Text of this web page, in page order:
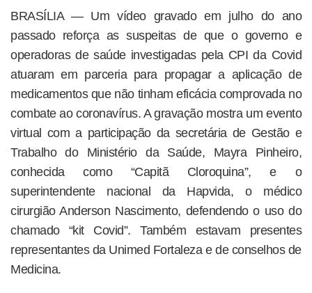
BRASÍLIA — Um vídeo gravado em julho do ano
passado reforça as suspeitas de que o governo e
operadoras de saúde investigadas pela CPI da Covid
atuaram em parceria para propagar a aplicação de
medicamentos que não tinham eficácia comprovada no
combate ao coronavírus. A gravação mostra um evento
virtual com a participação da secretária de Gestão e
Trabalho do Ministério da Saúde, Mayra Pinheiro,
conhecida como “Capitã Cloroquina”, e o
superintendente nacional da Hapvida, o médico
cirurgião Anderson Nascimento, defendendo o uso do
chamado “kit Covid”. Também estavam presentes
representantes da Unimed Fortaleza e de conselhos de
Medicina.